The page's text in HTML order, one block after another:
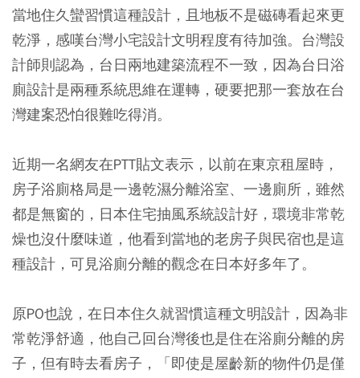
當地住久蠻習慣這種設計，且地板不是磁磚看起來更
乾淨，感嘆台灣小宅設計文明程度有待加強。台灣設
計師則認為，台日兩地建築流程不一致，因為台日浴
廁設計是兩種系統思維在運轉，硬要把那一套放在台
灣建案恐怕很難吃得消。
近期一名網友在PTT貼文表示，以前在東京租屋時，
房子浴廁格局是一邊乾濕分離浴室、一邊廁所，雖然
都是無窗的 ，日本住宅抽風系統設計好，環境非常乾
燥也沒什麼味道，他看到當地的老房子與民宿也是這
種設計，可見浴廁分離的觀念在日本好多年了。
原PO也說，在日本住久就習慣這種文明設計，因為非
常乾淨舒適，他自己回台灣後也是住在浴廁分離的房
子，但有時去看房子，「即使是屋齡新的物件仍是僅